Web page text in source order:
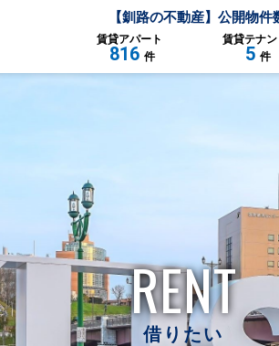
【釧路の不動産】公開物件
賃貸アパート
816 件
賃貸テナン
5 件
RENT
借りたい